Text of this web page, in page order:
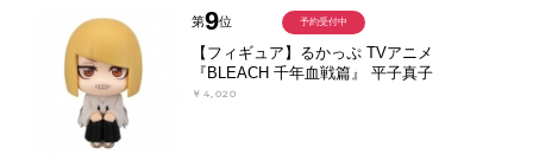
第9位
【フィギュア】るかっぷ TVアニメ
『BLEACH 千年血戦篇』 平子真子
￥4,020
予約受付中